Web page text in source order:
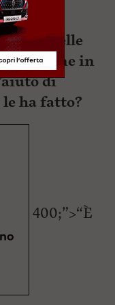
a
delle
in
di
ha fatto?
400;”>“È